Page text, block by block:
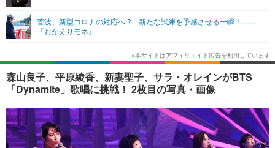
ショッピング その他
エンタメ
エンタメTOP
韓国・芸能
音楽 スポーツ
ショッピング その他
ライフ
ライフTOP グルメ
ペット ショッピング
その他
リリース一覧
プッシュ通知の停止方法
菅波、新型コロナの対応へ!? 新たな試練を予感させる一瞬！……
『おかえりモネ』
森山良子、平原綾香、新妻聖子、サラ・オレインがBTS
「Dynamite」歌唱に挑戦！ 2枚目の写真・画像